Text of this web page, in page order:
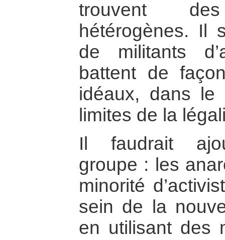
trouvent
hétérogènes. Il
de militants
battent de
idéaux, dans
limites de la
Il faudrait
groupe : les
minorité
sein de la
en utilisant des